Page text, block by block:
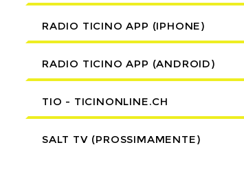
RADIO TICINO APP (IPHONE)
RADIO TICINO APP (ANDROID)
TIO - TICINONLINE.CH
SALT TV (PROSSIMAMENTE)